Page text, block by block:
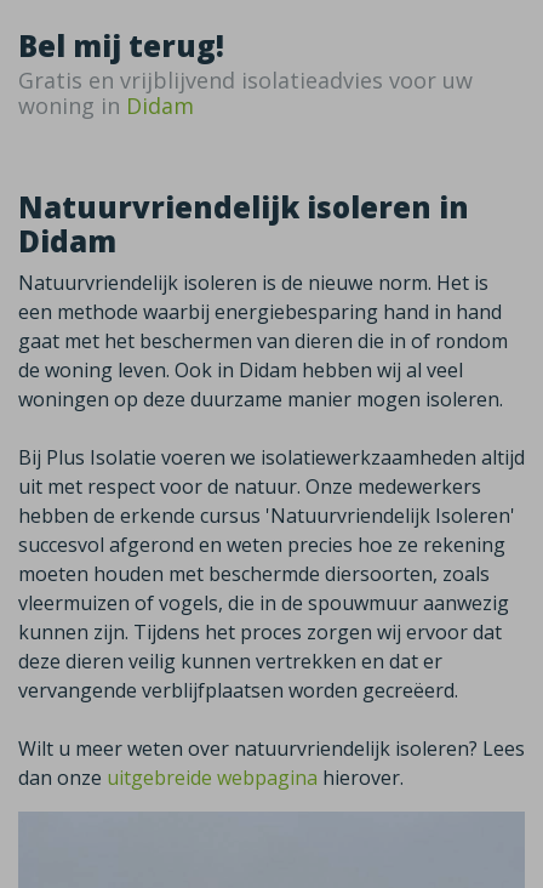
Bel mij terug!
Gratis en vrijblijvend isolatieadvies voor uw
woning in Didam
Natuurvriendelijk isoleren in
Didam
Natuurvriendelijk isoleren is de nieuwe norm. Het is
een methode waarbij energiebesparing hand in hand
gaat met het beschermen van dieren die in of rondom
de woning leven. Ook in Didam hebben wij al veel
woningen op deze duurzame manier mogen isoleren.
Bij Plus Isolatie voeren we isolatiewerkzaamheden altijd
uit met respect voor de natuur. Onze medewerkers
hebben de erkende cursus 'Natuurvriendelijk Isoleren'
succesvol afgerond en weten precies hoe ze rekening
moeten houden met beschermde diersoorten, zoals
vleermuizen of vogels, die in de spouwmuur aanwezig
kunnen zijn. Tijdens het proces zorgen wij ervoor dat
deze dieren veilig kunnen vertrekken en dat er
vervangende verblijfplaatsen worden gecreëerd.
Wilt u meer weten over natuurvriendelijk isoleren? Lees
dan onze uitgebreide webpagina hierover.